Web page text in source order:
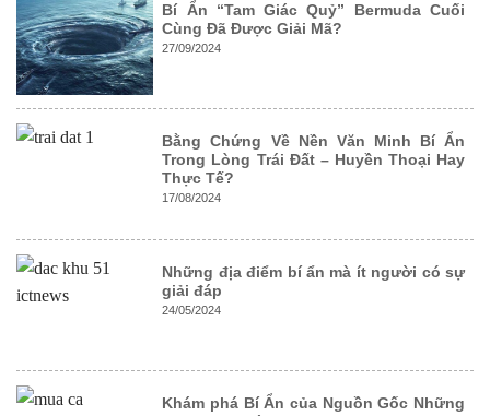
Bí Ẩn “Tam Giác Quỷ” Bermuda Cuối
Cùng Đã Được Giải Mã?
27/09/2024
Bằng Chứng Về Nền Văn Minh Bí Ẩn
Trong Lòng Trái Đất – Huyền Thoại Hay
Thực Tế?
17/08/2024
Những địa điểm bí ẩn mà ít người có sự
giải đáp
24/05/2024
Khám phá Bí Ẩn của Nguồn Gốc Những